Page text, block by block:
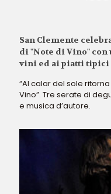
San Clemente
di "Note di Vino" con
vini ed ai piatti tipici
“Al calar del sole
Vino”. Tre serate di
e musica d’autore.